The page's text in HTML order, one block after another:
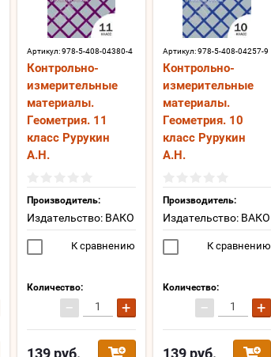
Артикул:978-5-408-04380-4
Контрольно-
измерительные
материалы.
Геометрия. 11
класс Рурукин
А.Н.
Производитель:
Издательство: ВАКО
К сравнению
Количество:
− +
139 руб.
Артикул:978-5-408-04257-9
Контрольно-
измерительные
материалы.
Геометрия. 10
класс Рурукин
А.Н.
Производитель:
Издательство: ВАКО
К сравнению
Количество:
− +
139руб.